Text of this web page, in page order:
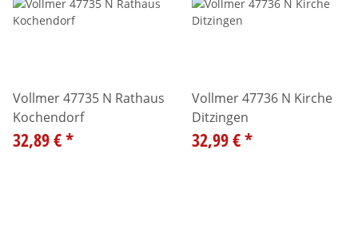
Vollmer 47735 N Rathaus
Kochendorf
32,89 €*
Vollmer 47736 N Kirche
Ditzingen
32,99 €*